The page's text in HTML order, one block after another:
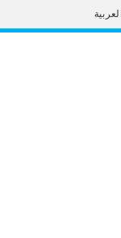
العربية